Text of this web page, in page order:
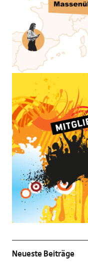
Neueste Beiträge